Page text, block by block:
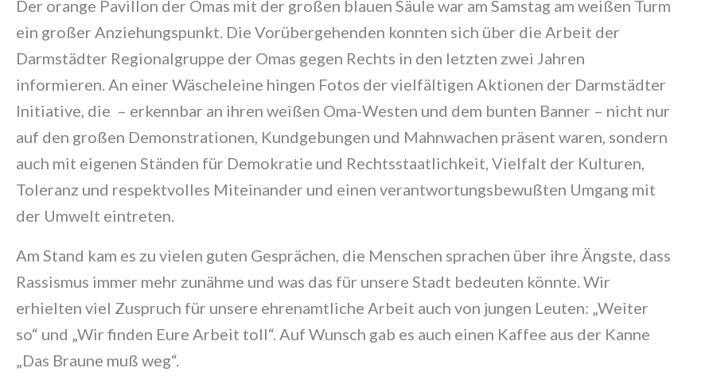
Der orange Pavillon der Omas mit der großen blauen Säule war am Samstag am weißen Turm
ein großer Anziehungspunkt. Die Vorübergehenden konnten sich über die Arbeit der
Darmstädter Regionalgruppe der Omas gegen Rechts in den letzten zwei Jahren
informieren. An einer Wäscheleine hingen Fotos der vielfältigen Aktionen der Darmstädter
Initiative, die – erkennbar an ihren weißen Oma-Westen und dem bunten Banner – nicht nur
auf den großen Demonstrationen, Kundgebungen und Mahnwachen präsent waren, sondern
auch mit eigenen Ständen für Demokratie und Rechtsstaatlichkeit, Vielfalt der Kulturen,
Toleranz und respektvolles Miteinander und einen verantwortungsbewußten Umgang mit
der Umwelt eintreten.
Am Stand kam es zu vielen guten Gesprächen, die Menschen sprachen über ihre Ängste, dass
Rassismus immer mehr zunähme und was das für unsere Stadt bedeuten könnte. Wir
erhielten viel Zuspruch für unsere ehrenamtliche Arbeit auch von jungen Leuten: „Weiter
so“ und „Wir finden Eure Arbeit toll“. Auf Wunsch gab es auch einen Kaffee aus der Kanne
„Das Braune muß weg“.